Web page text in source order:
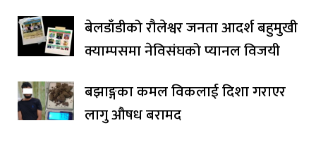
बेलडाँडीको रौलेश्वर जनता आदर्श बहुमुखी
क्याम्पसमा नेविसंघको प्यानल विजयी
बझाङ्गका कमल विकलाई दिशा गराएर
लागु औषध बरामद